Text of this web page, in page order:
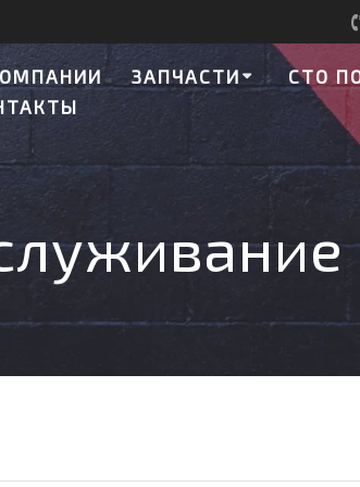
ЗАПЧАСТИ СТО